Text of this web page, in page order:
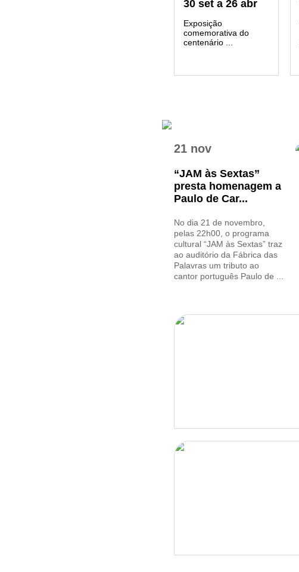
30 set a 26 abr
Exposição
comemorativa do
centenário ...
21 nov
“JAM às Sextas”
presta homenagem a
Paulo de Car...
No dia 21 de novembro,
pelas 22h00, o programa
cultural “JAM às Sextas” traz
ao auditório da Fábrica das
Palavras um tributo ao
cantor português Paulo de ...